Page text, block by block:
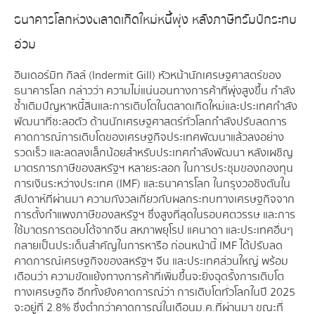
ธนาคารโลกห่วงตลาดเกิดใหม่หนี้พุ่ง หลังภาษีทรัมป์กระทบ
อ่วม
อินเดอร์มิท กิลล์ (Indermit Gill) หัวหน้านักเศรษฐศาสตร์ของ
ธนาคารโลก กล่าวว่า ความไม่แน่นอนทางการค้าที่พุ่งสูงขึ้น กำลัง
ซ้ำเติมปัญหาหนี้สินและการเติบโตในตลาดเกิดใหม่และประเทศกำลัง
พัฒนาที่ชะลอตัว ด้านนักเศรษฐศาสตร์ทั่วโลกกำลังปรับลดการ
คาดการณ์การเติบโตของเศรษฐกิจประเทศพัฒนาแล้วลงอย่าง
รวดเร็ว และลดลงเล็กน้อยสำหรับประเทศกำลังพัฒนา หลังเผชิญ
มาตรการภาษีของสหรัฐฯ หลายระลอก ในการประชุมของกองทุน
การเงินระหว่างประเทศ (IMF) และธนาคารโลก ในกรุงวอชิงตันใน
สัปดาห์ที่ผ่านมา ความกังวลเกี่ยวกับผลกระทบทางเศรษฐกิจจาก
การตั้งกำแพงภาษีของสหรัฐฯ ซึ่งสูงที่สุดในรอบศตวรรษ และการ
ใช้มาตรการตอบโต้จากจีน สหภาพยุโรป แคนาดา และประเทศอื่นๆ
กลายเป็นประเด็นสำคัญในการหารือ ก่อนหน้านี้ IMF ได้ปรับลด
คาดการณ์เศรษฐกิจของสหรัฐฯ จีน และประเทศส่วนใหญ่ พร้อม
เตือนว่า ความขัดแย้งทางการค้าที่เพิ่มขึ้นจะยิ่งฉุดรั้งการเติบโต
ทางเศรษฐกิจ อีกทั้งยังคาดการณ์ว่า การเติบโตทั่วโลกในปี 2025
จะอยู่ที่ 2.8% ซึ่งต่ำกว่าคาดการณ์ในเดือนม.ค.ที่ผ่านมา ขณะที่